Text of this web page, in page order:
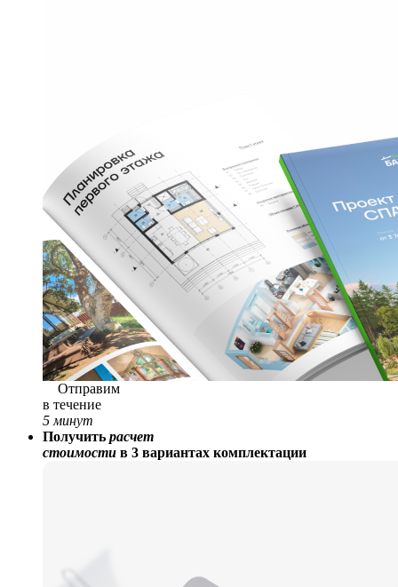
Отправим
в течение
5 минут
Получить расчет
стоимости в 3 вариантах комплектации